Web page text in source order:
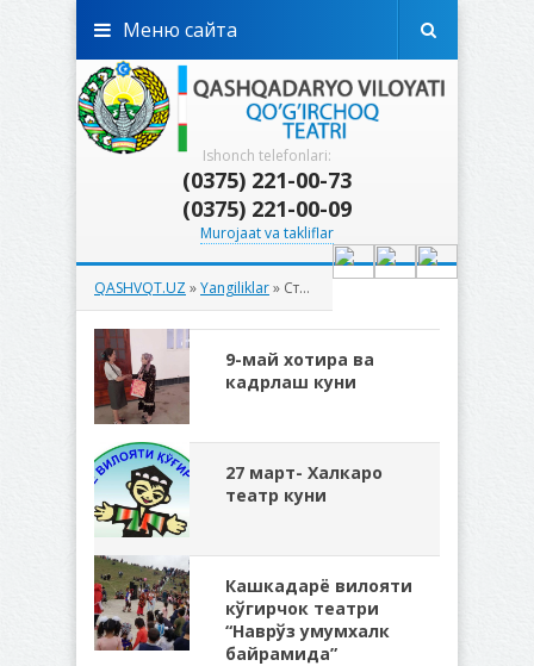
Ishonch telefonlari:
(0375) 221-00-73
(0375) 221-00-09
Murojaat va takliflar
Меню сайта
QASHVQT.UZ»Yangiliklar» Страница 10
9-май хотира ва
кадрлаш куни
27 март- Халкаро
театр куни
Кашкадарё вилояти
кўгирчок театри
“Наврўз умумхалк
байрамида”